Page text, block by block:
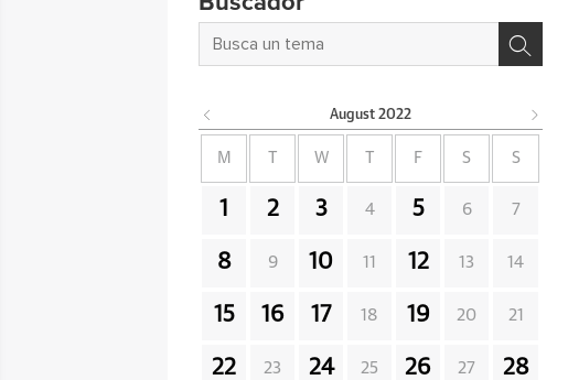
August 2022
M W F S S
1 2 3 4 5 6 7
8 9 10 11 12 13 14
15 16 17 18 19 20 21
22 23 24 25 26 27 28